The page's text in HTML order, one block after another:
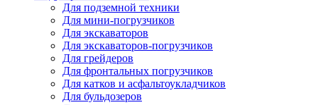
Для подземной техники
Для мини-погрузчиков
Для экскаваторов
Для экскаваторов-погрузчиков
Для грейдеров
Для фронтальных погрузчиков
Для катков и асфальтоукладчиков
Для бульдозеров